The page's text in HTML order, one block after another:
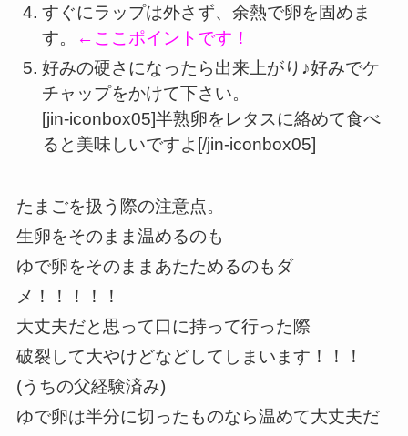
すぐにラップは外さず、余熱で卵を固めま
す。
←ここポイントです！
好みの硬さになったら出来上がり♪好みでケ
チャップをかけて下さい。
[jin-iconbox05]半熟卵をレタスに絡めて食べ
ると美味しいですよ[/jin-iconbox05]
たまごを扱う際の注意点。
生卵をそのまま温めるのも
ゆで卵をそのままあたためるのもダ
メ！！！！！
大丈夫だと思って口に持って行った際
破裂して大やけどなどしてしまいます！！！
(うちの父経験済み)
ゆで卵は半分に切ったものなら温めて大丈夫だ